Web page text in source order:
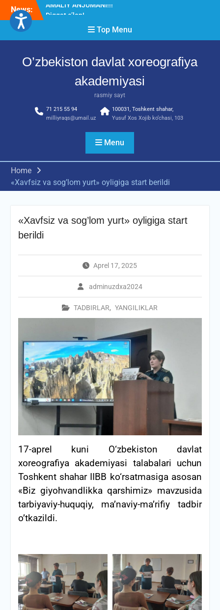
Skip
content
News:
Diqqat e’lon!
2026” tadbiri bo‘lib o‘tdi
RESPUBLIKA ILMIY-
Top Menu
O’zbekiston davlat xoreografiya
akademiyasi
rasmiy sayt
71 215 55 94
milliyraqs@umail.uz
100031, Toshkent shahar,
Yusuf Xos Xojib ko‘chasi, 103
Menu
Home
«Xavfsiz va sog’lom yurt» oyligiga start berildi
«Xavfsiz va sog’lom yurt» oyligiga start
berildi
Aprel 17, 2025
adminuzdxa2024
TADBIRLAR, YANGILIKLAR
17-aprel kuni O‘zbekiston davlat
xoreografiya akademiyasi talabalari uchun
Toshkent shahar IIBB ko‘rsatmasiga asosan
«Biz giyohvandlikka qarshimiz» mavzusida
tarbiyaviy-huquqiy, ma’naviy-ma’rifiy tadbir
o’tkazildi.